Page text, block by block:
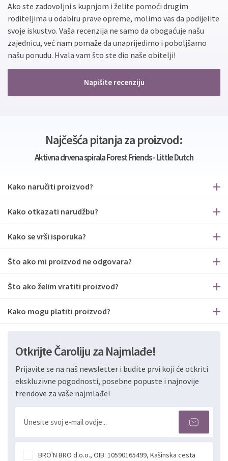
Ako ste zadovoljni s kupnjom i želite pomoći drugim
roditeljima u odabiru prave opreme, molimo vas da podijelite
svoje iskustvo. Vaša recenzija ne samo da obogaćuje našu
zajednicu, već nam pomaže da unaprijedimo i poboljšamo
našu ponudu. Hvala vam što ste dio naše obitelji!
Napišite recenziju
Najčešća pitanja za proizvod:
Aktivna drvena spirala Forest Friends - Little Dutch
Kako naručiti proizvod?
Kako otkazati narudžbu?
Kako se vrši isporuka?
Što ako mi proizvod ne odgovara?
Što ako želim vratiti proizvod?
Kako mogu platiti proizvod?
Otkrijte Čaroliju za Najmlađe!
Prijavite se na naš newsletter i budite prvi koji će otkriti
ekskluzivne pogodnosti, posebne popuste i najnovije
trendove za vaše najmlađe!
BRO'N BRO d.o.o., OIB: 10590165499, Kašinska cesta